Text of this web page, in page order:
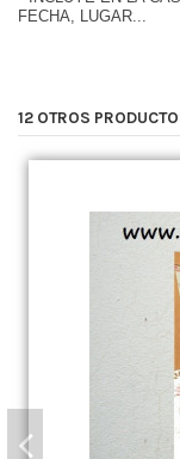
FECHA, LUGAR...
12 OTROS